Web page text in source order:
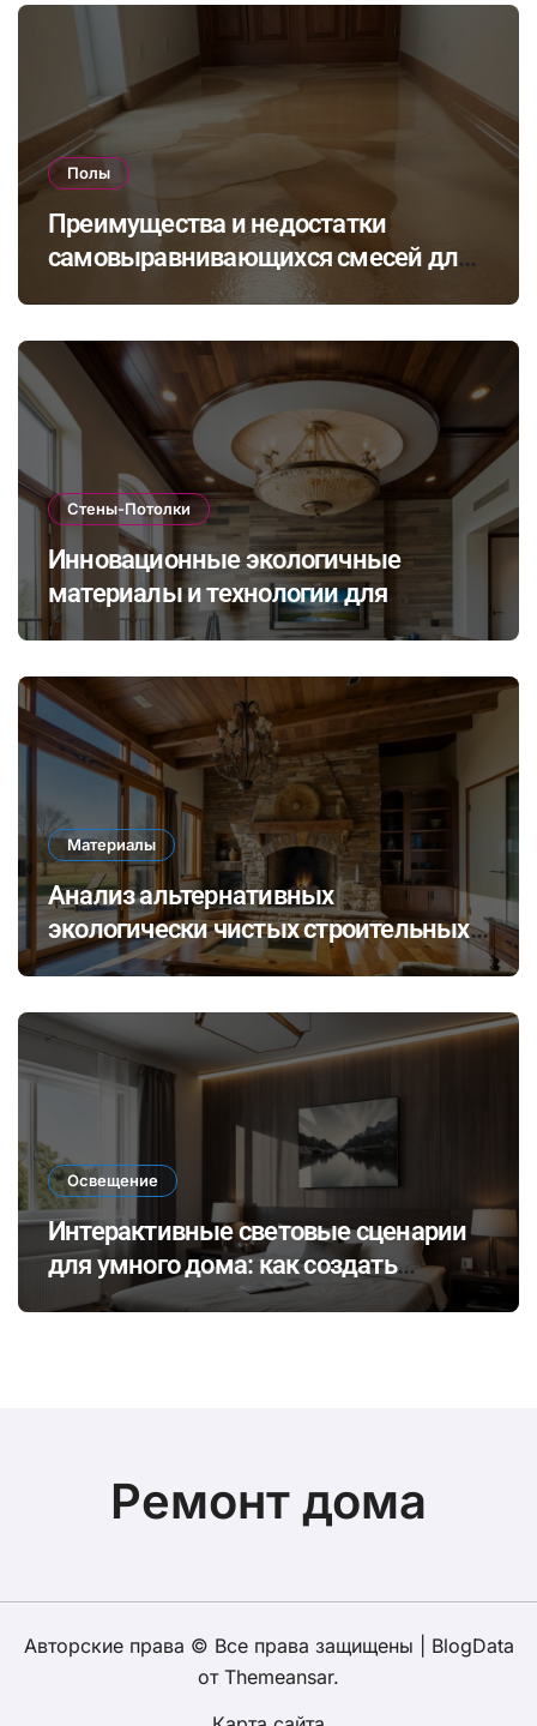
Полы
Преимущества и недостатки
самовыравнивающихся смесей для
стяжки: как выбрать подходящий
Стены-Потолки
Инновационные экологичные
материалы и технологии для
стильной и долговечной отделки
Материалы
Анализ альтернативных
экологически чистых строительных
материалов: ревитализация отходов
технологиях
Освещение
Интерактивные световые сценарии
для умного дома: как создать
динамичное освещение по
Ремонт дома
Авторские права © Все права защищены
BlogData
от Themeansar.